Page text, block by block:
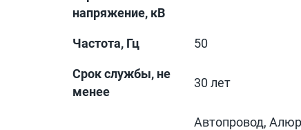
напряжение, кВ
Частота, Гц 50
Срок службы, не
менее
30 лет
Автопровод,